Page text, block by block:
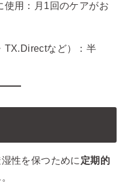
使用：月1回のケアがお
TX.Directなど）：半
性を保つために定期的